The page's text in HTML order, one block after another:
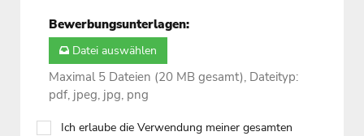
Bewerbungsunterlagen:
Datei auswählen
Maximal 5 Dateien (20 MB gesamt), Dateityp:
pdf, jpeg, jpg, png
Ich erlaube die Verwendung meiner gesamten